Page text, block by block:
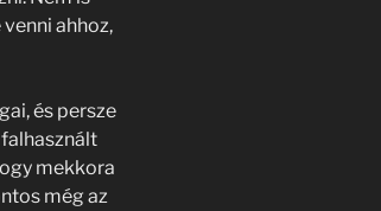
ahhoz,
és persze
mekkora
még az